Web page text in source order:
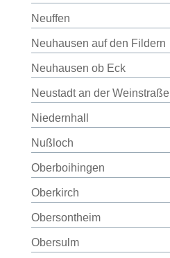
Neuffen
Neuhausen auf den Fildern
Neuhausen ob Eck
Neustadt an der Weinstraße
Niedernhall
Nußloch
Oberboihingen
Oberkirch
Obersontheim
Obersulm